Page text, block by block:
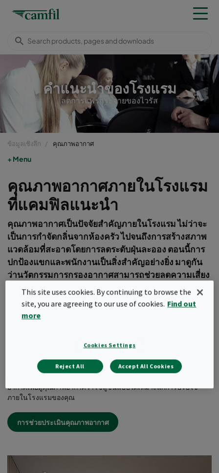
คำแนะนำของโรงแรม
ลดการแพร่กระจายของไวรัส
ข้อมูลเชิงลึก คุณภาพอากาศ
Menu
คุณภาพอากาศภายในโรงแรม
ที่แคมฟิลแนะนำ
คุณภาพอากาศเป็นปัจจัยสำคัญภายในโรงแรม ไม่ว่าจะ
เป็นการกำจัดกลิ่นจากห้องครัว ไปจนถึงการสร้างสภาพ
แวดล้อมที่สะอาดโดยการลดระดับฝุ่นละออง ตอนนี้การ
ปกป้องแขกและพนักงานเป็นสิ่งสำคัญอย่างยิ่ง มาดูกัน
ว่านวัตกรรมการกรองอากาศสามารถช่วยลดความเสี่ยง
ในการแพร่กระจายของไวรัสภายในโรงแรมได้อย่างไร
โรงแรมมักถูกจัดเป็นสถานที่เสี่ยงสำหรับการแพร่กระจายของเชื้อไวรัส
ในอากาศ สาเหตุนี้เป็นเพราะอัตราการหมุนเวียนของผู้เข้าพักภายใน
จ่ายอากาศ 100% (โดยใช้การกรองอากาศที่เหมาะสม) เพิ่มการ
เปลี่ยนแปลงของอากาศและการใช้ระบบในพื้นที่ที่ต้องการ
ปัญหาคุณภาพอากาศเป็นปัญหาmuj "มองไม่เห็น" การประเมินคุณภาพ
อากาศเพื่อดูคุณภาพอากาศว่าโซลูชั่นแบบใดเหมาะแก่การปรับใช้
ภายในโรงแรมของคุณ
การช่วยประเมินคุณภาพอากาศ
This site uses cookies. By continuing to browse the
site, you are agreeing to our use of cookies. Find out
more
Cookies Settings
Reject All Accept All Cookies